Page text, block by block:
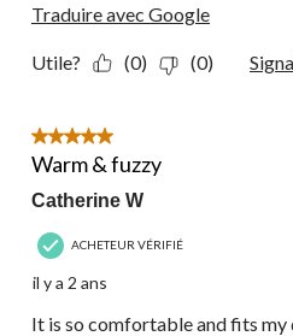
Traduire avec Google
Utile? (0) (0)
5 étoile(s) sur 5.
Warm & fuzzy
Catherine W
ACHETEUR VÉRIFIÉ
il y a 2 ans
It is so comfortable and fits